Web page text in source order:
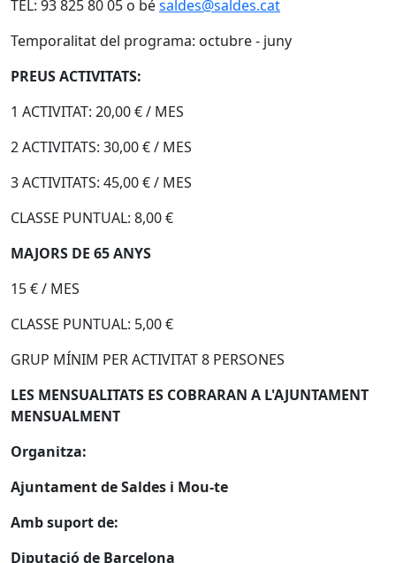
TEL: 93 825 80 05 o bésaldes@saldes.cat
Temporalitat del programa: octubre - juny
PREUS ACTIVITATS:
1 ACTIVITAT: 20,00 € / MES
2 ACTIVITATS: 30,00 € / MES
3 ACTIVITATS: 45,00 € / MES
CLASSE PUNTUAL: 8,00 €
MAJORS DE 65 ANYS
15 € / MES
CLASSE PUNTUAL: 5,00 €
GRUP MÍNIM PER ACTIVITAT 8 PERSONES
LES MENSUALITATS ES COBRARAN A L'AJUNTAMENT
MENSUALMENT
Organitza:
Ajuntament de Saldes i Mou-te
Amb suport de:
Diputació de Barcelona